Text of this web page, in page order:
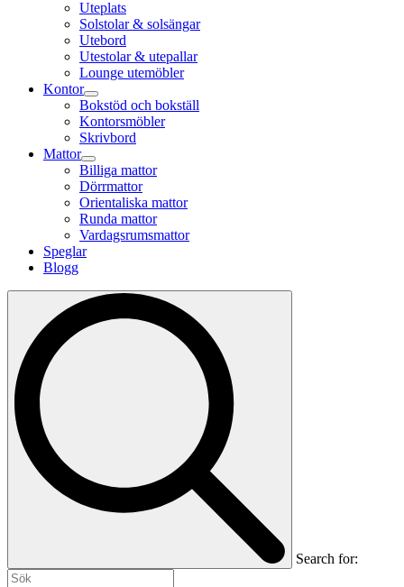
Uteplats
Solstolar & solsängar
Utebord
Utestolar & utepallar
Lounge utemöbler
Kontor
Bokstöd och bokställ
Kontorsmöbler
Skrivbord
Mattor
Billiga mattor
Dörrmattor
Orientaliska mattor
Runda mattor
Vardagsrumsmattor
Speglar
Blogg
Search for: